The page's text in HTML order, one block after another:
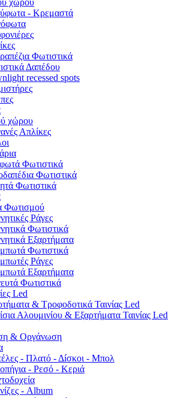
- Κρεμαστά
Φωτιστικά
Δαπέδου
recessed spots
χώρου
Απλίκες
Φωτιστικά
Φωτιστικά
Φωτιστικά
Φωτισμού
Ράγες
Φωτιστικά
Εξαρτήματα
Φωτιστικά
Ράγες
Εξαρτήματα
Φωτιστικά
Led
& Τροφοδοτικά Ταινίας Led
Αλουμινίου & Εξαρτήματα Ταινίας Led
& Οργάνωση
- Πλατό - Δíσκοι - Μπολ
- Ρεσό - Κεριά
- Album